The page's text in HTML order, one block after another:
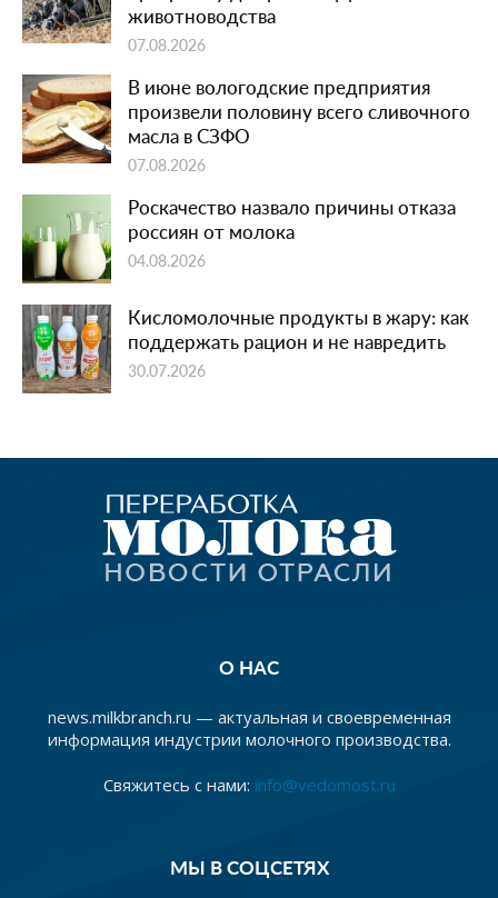
животноводства
07.08.2026
В июне вологодские предприятия
произвели половину всего сливочного
масла в СЗФО
07.08.2026
Роскачество назвало причины отказа
россиян от молока
04.08.2026
Кисломолочные продукты в жару: как
поддержать рацион и не навредить
30.07.2026
О НАС
news.milkbranch.ru — актуальная и своевременная
информация индустрии молочного производства.
Свяжитесь с нами: info@vedomost.ru
МЫ В СОЦСЕТЯХ